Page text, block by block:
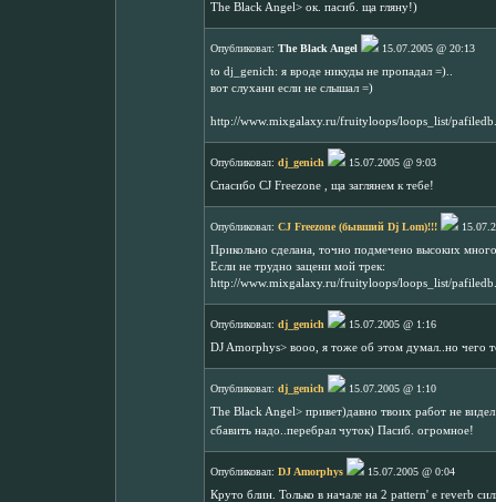
The Black Angel> ок. пасиб. ща гляну!)
Опубликовал: The Black Angel
15.07.2005 @ 20:13
to dj_genich: я вроде никуды не пропадал =)..
вот слухани если не слышал =)
http://www.mixgalaxy.ru/fruityloops/loops_list/
Опубликовал: dj_genich
15.07.2005 @ 9:03
Спасибо CJ Freezone , ща заглянем к тебе!
Опубликовал: CJ Freezone (бывший Dj Lom)!!!
Прикольно сделана, точно подмечено высоких
Если не трудно зацени мой трек:
http://www.mixgalaxy.ru/fruityloops/loops_list/
Опубликовал: dj_genich
15.07.2005 @ 1:16
DJ Amorphys> вооо, я тоже об этом думал..но чего
Опубликовал: dj_genich
15.07.2005 @ 1:10
The Black Angel> привет)давно твоих работ не
сбавить надо..перебрал чуток) Пасиб. огромное!
Опубликовал: DJ Amorphys
15.07.2005 @ 0:04
Круто блин. Только в начале на 2 pattern' e reverb